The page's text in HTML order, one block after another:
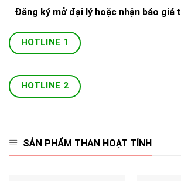
Đăng ký mở đại lý hoặc nhận báo giá
HOTLINE 1
HOTLINE 2
SẢN PHẨM THAN HOẠT TÍNH